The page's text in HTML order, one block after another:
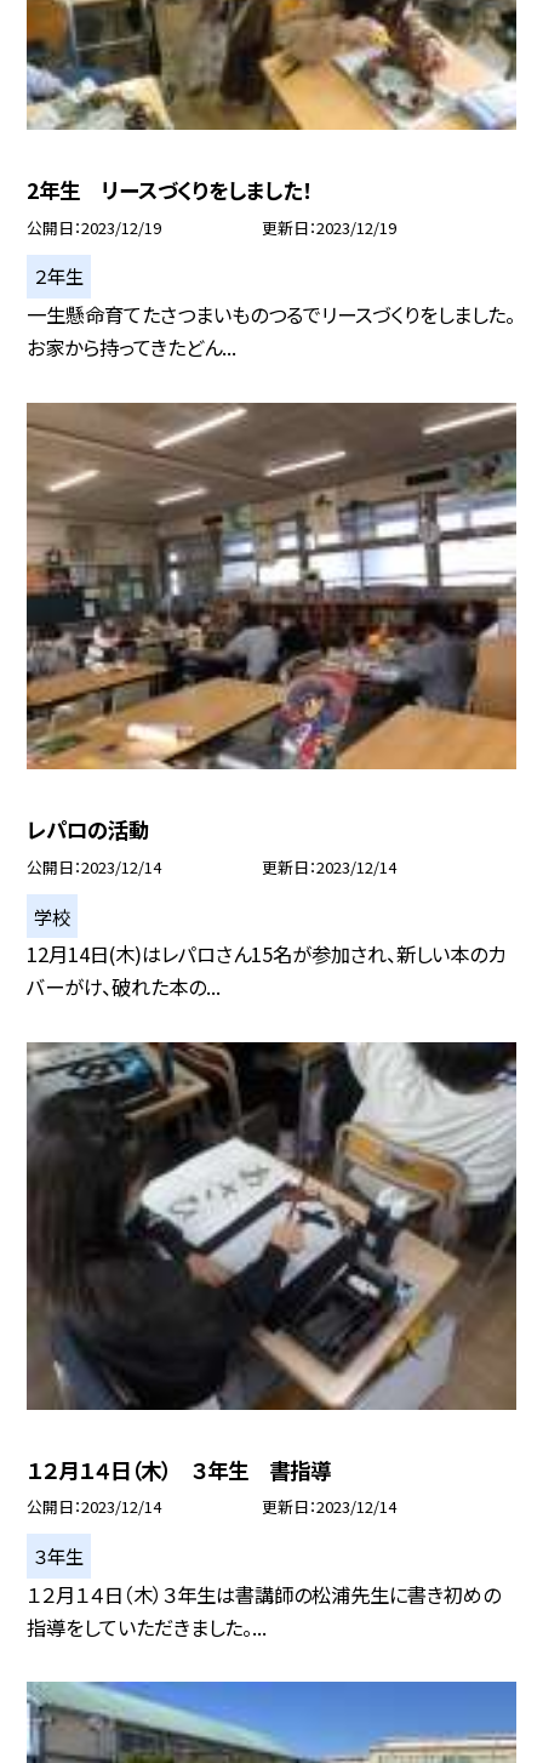
2年生 リースづくりをしました！
公開日 2023/12/19 更新日 2023/12/19
２年生
一生懸命育てたさつまいものつるでリースづくりをしました。
お家から持ってきたどん...
レパロの活動
公開日 2023/12/14 更新日 2023/12/14
学校
12月14日(木)はレパロさん15名が参加され、新しい本のカ
バーがけ、破れた本の...
１２月１４日（木） ３年生 書指導
公開日 2023/12/14 更新日 2023/12/14
３年生
１２月１４日（木）３年生は書講師の松浦先生に書き初めの
指導をしていただきました。...